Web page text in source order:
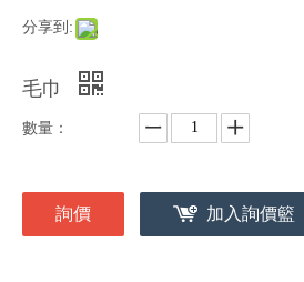
分享到:
毛巾
數量：
詢價 加入詢價籃